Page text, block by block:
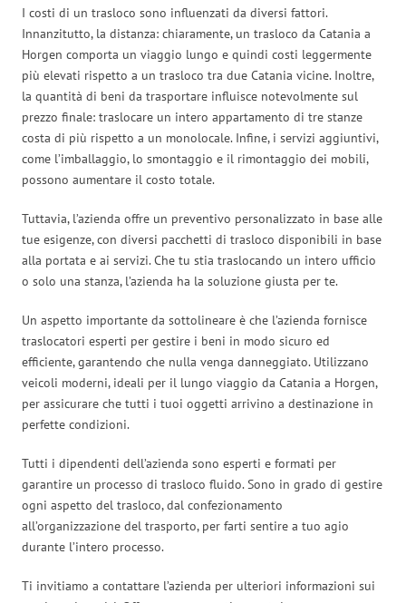
I costi di un trasloco sono influenzati da diversi fattori.
Innanzitutto, la distanza: chiaramente, un trasloco da Catania a
Horgen comporta un viaggio lungo e quindi costi leggermente
più elevati rispetto a un trasloco tra due Catania vicine. Inoltre,
la quantità di beni da trasportare influisce notevolmente sul
prezzo finale: traslocare un intero appartamento di tre stanze
costa di più rispetto a un monolocale. Infine, i servizi aggiuntivi,
come l’imballaggio, lo smontaggio e il rimontaggio dei mobili,
possono aumentare il costo totale.
Tuttavia, l’azienda offre un preventivo personalizzato in base alle
tue esigenze, con diversi pacchetti di trasloco disponibili in base
alla portata e ai servizi. Che tu stia traslocando un intero ufficio
o solo una stanza, l’azienda ha la soluzione giusta per te.
Un aspetto importante da sottolineare è che l’azienda fornisce
traslocatori esperti per gestire i beni in modo sicuro ed
efficiente, garantendo che nulla venga danneggiato. Utilizzano
veicoli moderni, ideali per il lungo viaggio da Catania a Horgen,
per assicurare che tutti i tuoi oggetti arrivino a destinazione in
perfette condizioni.
Tutti i dipendenti dell’azienda sono esperti e formati per
garantire un processo di trasloco fluido. Sono in grado di gestire
ogni aspetto del trasloco, dal confezionamento
all’organizzazione del trasporto, per farti sentire a tuo agio
durante l’intero processo.
Ti invitiamo a contattare l’azienda per ulteriori informazioni sui